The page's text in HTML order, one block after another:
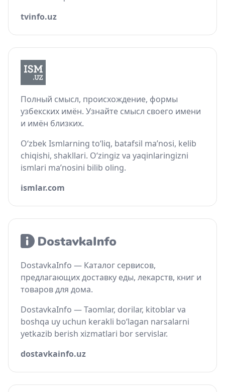
tvinfo.uz
Полный смысл, происхождение, формы
узбекских имён. Узнайте смысл своего имени
и имён близких.
O‘zbek Ismlarning to‘liq, batafsil ma’nosi, kelib
chiqishi, shakllari. O‘zingiz va yaqinlaringizni
ismlari ma’nosini bilib oling.
ismlar.com
DostavkaInfo — Каталог сервисов,
предлагающих доставку еды, лекарств, книг и
товаров для дома.
DostavkaInfo — Taomlar, dorilar, kitoblar va
boshqa uy uchun kerakli bo‘lagan narsalarni
yetkazib berish xizmatlari bor servislar.
dostavkainfo.uz